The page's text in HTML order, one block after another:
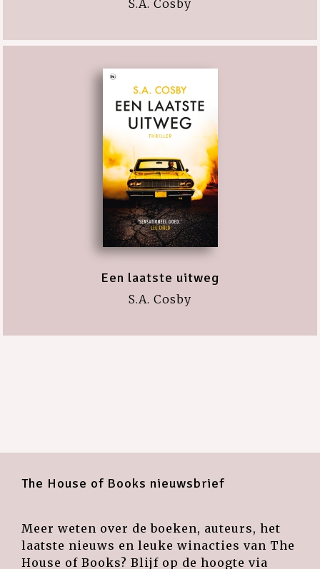
S.A. Cosby
Een laatste uitweg
S.A. Cosby
The House of Books nieuwsbrief
Meer weten over de boeken, auteurs, het
laatste nieuws en leuke winacties van The
House of Books? Blijf op de hoogte via